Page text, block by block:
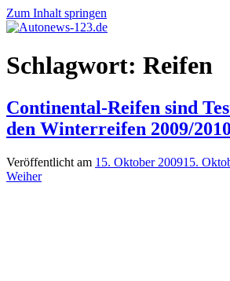
Zum Inhalt springen
Autonews-
123.de
Autonews
mit
Schlagwort: Reifen
Continental-Reifen sind
den Winterreifen 2009/2010
Veröffentlicht am 15. Oktober 200915.
Weiher